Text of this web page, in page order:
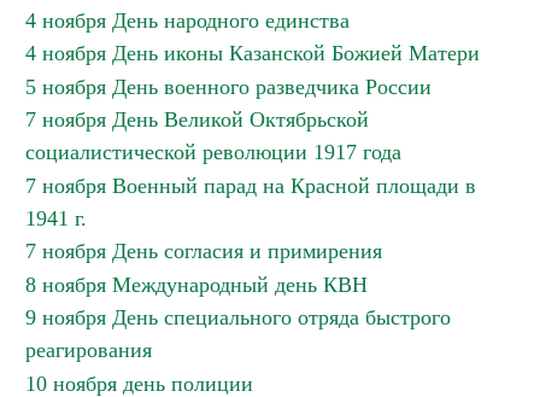
4 ноября День народного единства
4 ноября День иконы Казанской Божией Матери
5 ноября День военного разведчика России
7 ноября День Великой Октябрьской
социалистической революции 1917 года
7 ноября Военный парад на Красной площади в
1941 г.
7 ноября День согласия и примирения
8 ноября Международный день КВН
9 ноября День специального отряда быстрого
реагирования
10 ноября день полиции